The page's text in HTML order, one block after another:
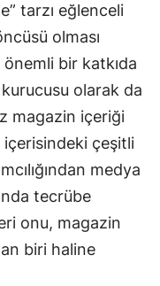
tarzı eğlenceli
olması
bir katkıda
olarak da
magazin içeriği
çeşitli
medya
tecrübe
onu, magazin
biri haline